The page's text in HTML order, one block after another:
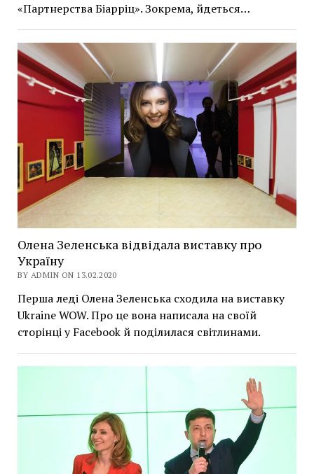
«Партнерства Біарріц». Зокрема, йдеться…
Олена Зеленська відвідала виставку про
Україну
BY ADMIN ON 13.02.2020
Перша леді Олена Зеленська сходила на виставку
Ukraine WOW. Про це вона написала на своїй
сторінці у Facebook й поділилася світлинами.